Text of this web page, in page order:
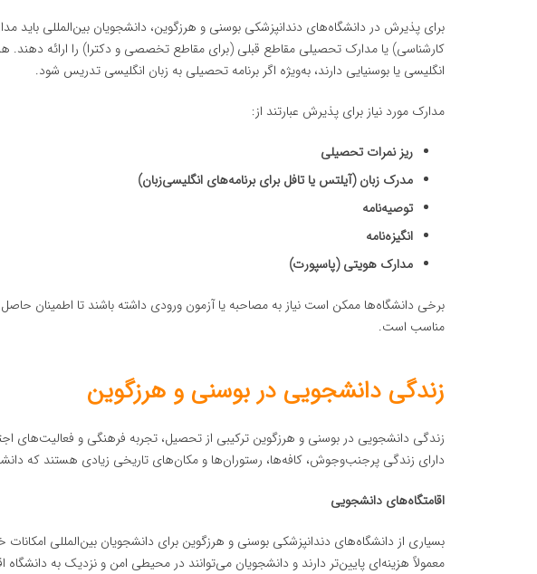
برای پذیرش در دانشگاه‌های دندانپزشکی بوسنی و هرزگوین، دانشجویان بین‌المللی
کارشناسی) یا مدارک تحصیلی مقاطع قبلی (برای مقاطع تخصصی و دکترا) را ارائه دهند.
انگلیسی یا بوسنیایی دارند، به‌ویژه اگر برنامه تحصیلی به زبان انگلیسی تدریس شود.
مدارک مورد نیاز برای پذیرش عبارتند از:
ریز نمرات تحصیلی
مدرک زبان (آیلتس یا تافل برای برنامه‌های انگلیسی‌زبان)
توصیه‌نامه
انگیزه‌نامه
مدارک هویتی (پاسپورت)
برخی دانشگاه‌ها ممکن است نیاز به مصاحبه یا آزمون ورودی داشته باشند تا اطمینان
مناسب است.
زندگی دانشجویی در بوسنی و هرزگوین
زندگی دانشجویی در بوسنی و هرزگوین ترکیبی از تحصیل، تجربه فرهنگی و فعالیت‌های
دارای زندگی پرجنب‌وجوش، کافه‌ها، رستوران‌ها و مکان‌های تاریخی زیادی هستند که
اقامتگاه‌های دانشجویی
بسیاری از دانشگاه‌های دندانپزشکی بوسنی و هرزگوین برای دانشجویان بین‌المللی
معمولاً هزینه‌ای پایین‌تر دارند و دانشجویان می‌توانند در محیطی امن و نزدیک به